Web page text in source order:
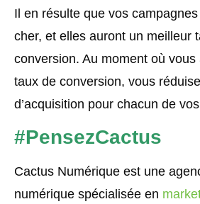
Il en résulte que vos
cher, et elles auront un meilleur
conversion. Au moment où
taux de conversion, vous
d’acquisition pour chacun de
#PensezCactus
Cactus Numérique est une
numérique spécialisée en